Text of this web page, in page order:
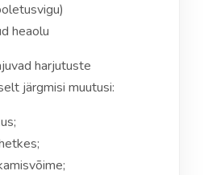
heaolu
harjutuste
järgmisi muutusi: